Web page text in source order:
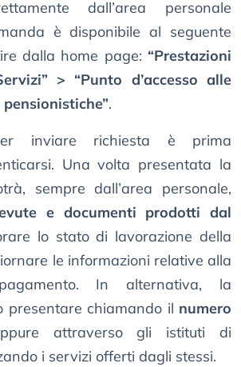
dall’area personale
è disponibile al seguente
dalla home page: “Prestazioni
> “Punto d’accesso alle
.
inviare richiesta è prima
Una volta presentata la
sempre dall’area personale,
e documenti prodotti dal
lo stato di lavorazione della
le informazioni relative alla
In alternativa, la
presentare chiamando il numero
attraverso gli istituti di
i servizi offerti dagli stessi.